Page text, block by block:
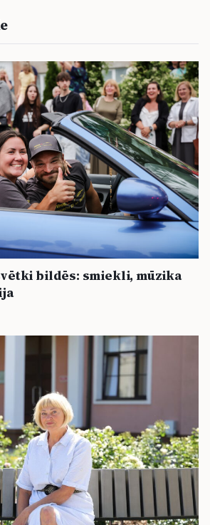
bildēs: smiekli, mūzika